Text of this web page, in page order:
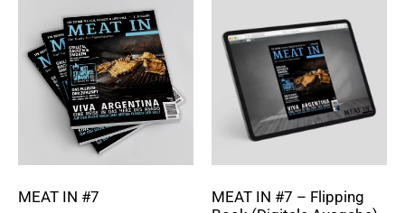
MEAT IN #7
MEAT IN #7 – Flipping